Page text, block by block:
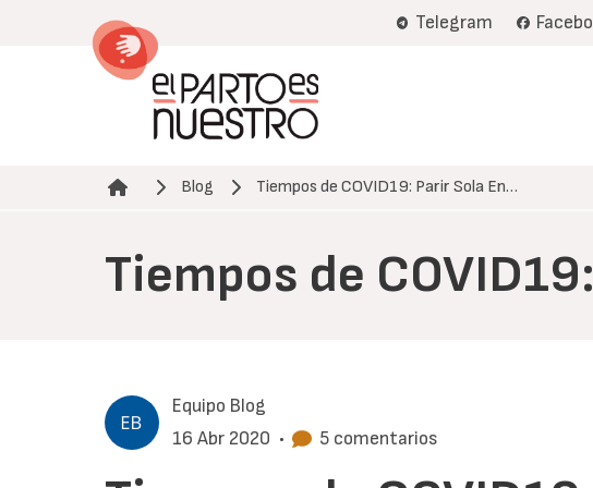
Telegram
Ruta de navegación
Blog Tiempos de COVID19: Parir Sola En…
Tiempos de
Equipo Blog
16 Abr 2020 • 5 comentarios